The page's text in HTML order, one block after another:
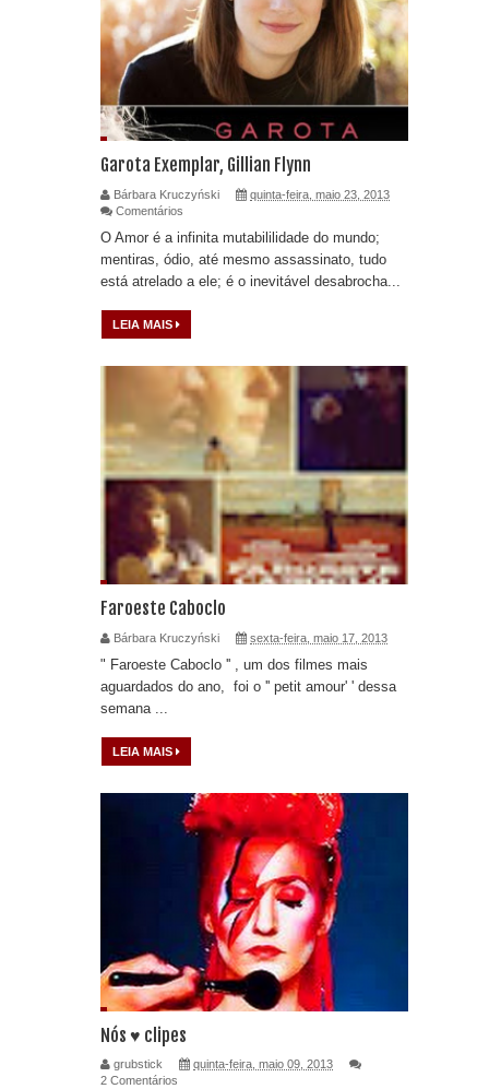
Garota Exemplar, Gillian Flynn
Bárbara Kruczyński
quinta-feira, maio 23, 2013
Comentários
O Amor é a infinita mutabililidade do mundo;
mentiras, ódio, até mesmo assassinato, tudo
está atrelado a ele; é o inevitável desabrocha...
LEIA MAIS
Faroeste Caboclo
Bárbara Kruczyński sexta-feira, maio 17, 2013
" Faroeste Caboclo '' , um dos filmes mais
aguardados do ano, foi o '' petit amour' ' dessa
semana ...
LEIA MAIS
Nós ♥ clipes
grubstick
quinta-feira, maio 09, 2013
2 Comentários